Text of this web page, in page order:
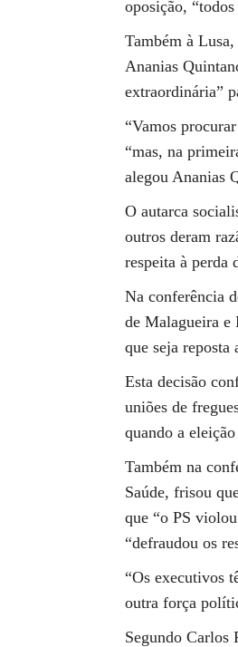
oposição,
Também à
Ananias
extraordinária”
“Vamos
“mas, na
alegou Ananias
O autarca
outros deram
respeita à perda
Na conferência
de Malagueira e
que seja reposta
Esta decisão
uniões de
quando a
Também na
Saúde, frisou
que “o PS
“defraudou os
“Os executivos
outra força
Segundo Carlos